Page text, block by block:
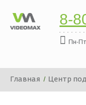
8-
Пн-
Главная Центр